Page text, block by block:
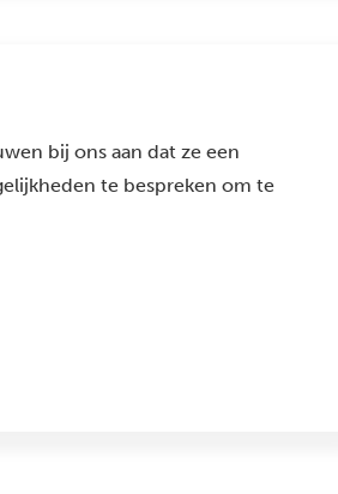
bij ons aan dat ze een
te bespreken om te